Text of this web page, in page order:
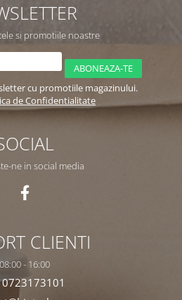
si promotiile noastre
cu promotiile magazinului.
de Confidentialitate
ne in social media
CLIENTI
08:00 - 16:00
0723173101